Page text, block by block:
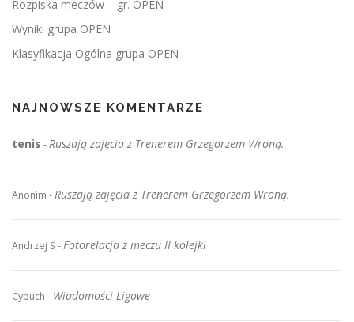
Rozpiska meczów – gr. OPEN
Wyniki grupa OPEN
Klasyfikacja Ogólna grupa OPEN
NAJNOWSZE KOMENTARZE
tenis -Ruszają zajęcia z Trenerem Grzegorzem Wroną.
Anonim -Ruszają zajęcia z Trenerem Grzegorzem Wroną.
Andrzej S -Fotorelacja z meczu II kolejki
Cybuch - Wiadomości Ligowe